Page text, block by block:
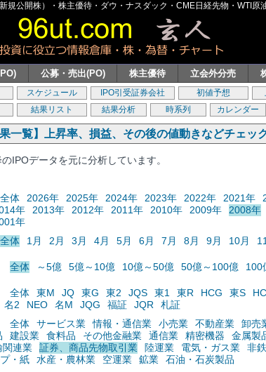
規公開株）・株主優待・ダウ・ナスダック・CME日経先物・WTI
公募・売出(PO) 株主優待 立会外分売
スケジュール IPO引受証券会社 初値予想
結果リスト 結果分析 時系列 カレンダー
果一覧】上昇率、損益、その後の値動きなどチェッ
IPOデータを元に分析しています。
全体 2026年 2025年 2024年 2023年 2022年 2021年
年 2013年 2012年 2011年 2010年 2009年 2008年
年
全体 1月 2月 3月 4月 5月 6月 7月 8月 9月 10月
全体 ～5億 5億～10億 10億～50億 50億～100億 100
全体 東M JQ 東G 東2 JQS 東1 東R HCG 東S
名2 NEO 名M JQG 福証 JQR
札証
全体 サービス業 情報・通信業 小売業 不動産業 卸売
建設業 食料品 その他金融業 通信業 精密機器 金属製
関連業
証券、商品先物取引業 陸運業 電気・ガス業 非
・紙 水産・農林業 空運業 鉱業
石油・石炭製品